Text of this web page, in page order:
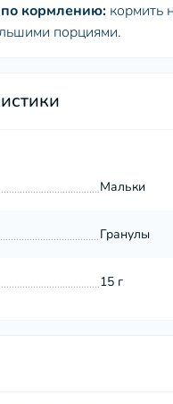
кормлению: кормить
порциями.
Мальки
Гранулы
15 г